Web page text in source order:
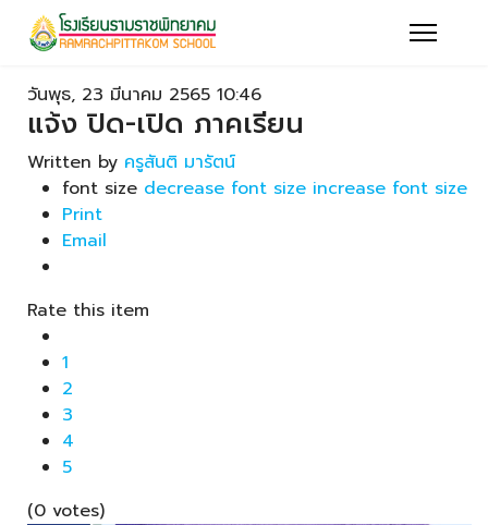
วันพุธ, 23 มีนาคม 2565 10:46
แจ้ง ปิด-เปิด ภาคเรียน
Written by ครูสันติ มารัตน์
font size decrease font size increase font size
Print
Email
Rate this item
1
2
3
4
5
(0 votes)